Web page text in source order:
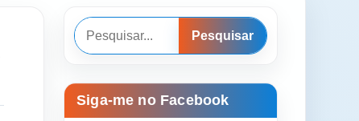
Pesquisar
Pesquisar
Siga-me no Facebook